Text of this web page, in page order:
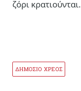
ζόρι κρατιούνται.
ΔΗΜΟΣΙΟ ΧΡΕΟΣ